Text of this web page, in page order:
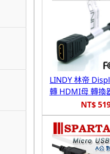
LINDY 林帝
轉 HDMI母 轉換
NT$